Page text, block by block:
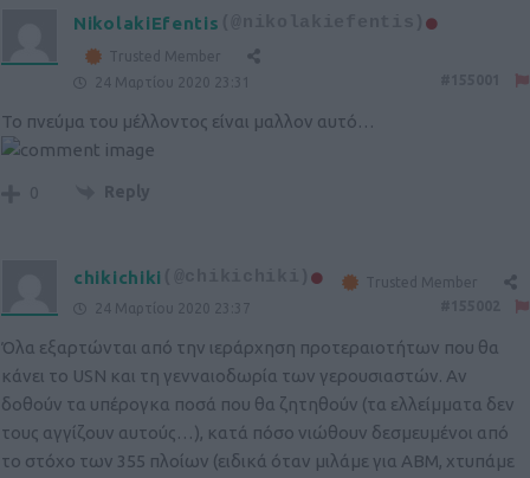
NikolakiEfentis (@nikolakiefentis)
Trusted Member
24 Μαρτίου 2020 23:31
To πνεύμα του μέλλοντος είναι μαλλον αυτό…
0 Reply
chikichiki (@chikichiki)
Trusted Member
24 Μαρτίου 2020 23:37
Όλα εξαρτώνται από την ιεράρχηση προτεραιοτήτων που θα
κάνει το USN και τη γενναιοδωρία των γερουσιαστών. Αν
δοθούν τα υπέρογκα ποσά που θα ζητηθούν (τα ελλείμματα δεν
τους αγγίζουν αυτούς…), κατά πόσο νιώθουν δεσμευμένοι από
το στόχο των 355 πλοίων (ειδικά όταν μιλάμε για ABM, χτυπάμε